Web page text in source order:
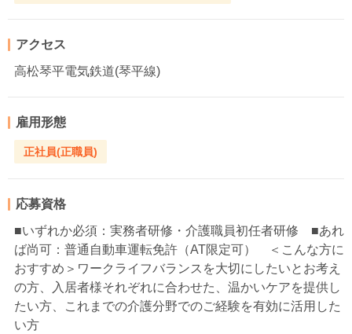
アクセス
高松琴平電気鉄道(琴平線)
雇用形態
正社員(正職員)
応募資格
■いずれか必須：実務者研修・介護職員初任者研修 ■あれ
ば尚可：普通自動車運転免許（AT限定可） ＜こんな方に
おすすめ＞ワークライフバランスを大切にしたいとお考え
の方、入居者様それぞれに合わせた、温かいケアを提供し
たい方、これまでの介護分野でのご経験を有効に活用した
い方